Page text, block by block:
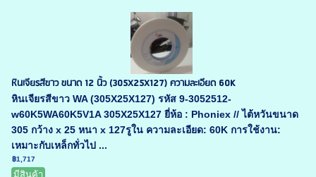
หินเจียรสีขาว ขนาด 12 นิ้ว (305X25X127) ความละเอียด 60K
หินเจียรสีขาว WA (305X25X127) รหัส 9-3052512-
w60K5WA60K5V1A 305X25X127 ยี่ห้อ : Phoniex // ไต้หวันขนาด
305 กว้าง x 25 หนา x 127รูใน ความละเอียด: 60K การใช้งาน:
เหมาะกับเหล็กทั่วไป ...
฿1,717
มีสินค้า